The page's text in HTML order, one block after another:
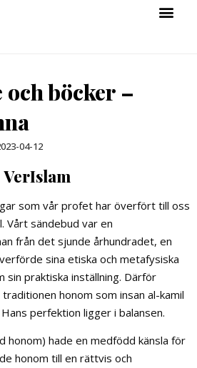
och böcker –
04-12
VerIslam
som vår profet har överfört till oss
Vårt sändebud var en
från det sjunde århundradet, en
sina etiska och metafysiska
sin praktiska inställning. Därför
honom som insan al-kamil
perfektion ligger i balansen.
honom) hade en medfödd känsla för
honom till en rättvis och